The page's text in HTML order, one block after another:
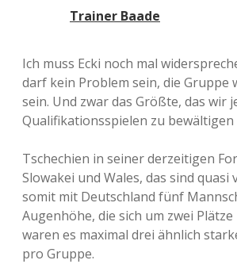
Trainer Baade
Ich muss Ecki noch mal
darf kein Problem sein, die Gruppe
sein. Und zwar das Größte, das wir
Qualifikationsspielen zu bewältigen
Tschechien in seiner derzeitigen
Slowakei und Wales, das sind quasi
somit mit Deutschland fünf
Augenhöhe, die sich um zwei
waren es maximal drei ähnlich
pro Gruppe.